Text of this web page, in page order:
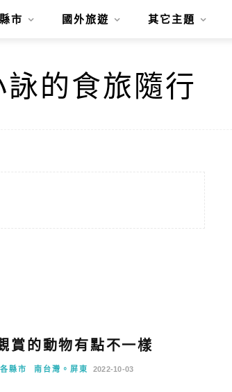
市 國外旅遊 其它主題
賞的動物有點不一樣
縣市 南台灣。屏東 2022-10-03